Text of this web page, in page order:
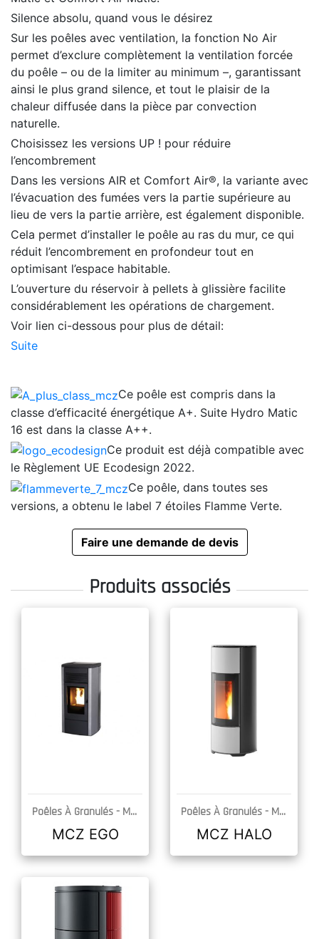
Silence absolu, quand vous le désirez
Sur les poêles avec ventilation, la fonction No Air
permet d’exclure complètement la ventilation forcée
du poêle – ou de la limiter au minimum –, garantissant
ainsi le plus grand silence, et tout le plaisir de la
chaleur diffusée dans la pièce par convection
naturelle.
Choisissez les versions UP ! pour réduire
l’encombrement
Dans les versions AIR et Comfort Air®, la variante avec
l’évacuation des fumées vers la partie supérieure au
lieu de vers la partie arrière, est également disponible.
Cela permet d’installer le poêle au ras du mur, ce qui
réduit l’encombrement en profondeur tout en
optimisant l’espace habitable.
L’ouverture du réservoir à pellets à glissière facilite
considérablement les opérations de chargement.
Voir lien ci-dessous pour plus de détail:
Suite
Ce poêle est compris dans la
classe d’efficacité énergétique A+. Suite Hydro Matic
16 est dans la classe A++.
Ce produit est déjà compatible avec
le Règlement UE Ecodesign 2022.
Ce poêle, dans toutes ses
versions, a obtenu le label 7 étoiles Flamme Verte.
Faire une demande de devis
Produits associés
Poêles À Granulés - MCZ
MCZ EGO
Poêles À Granulés - MCZ
MCZ HALO